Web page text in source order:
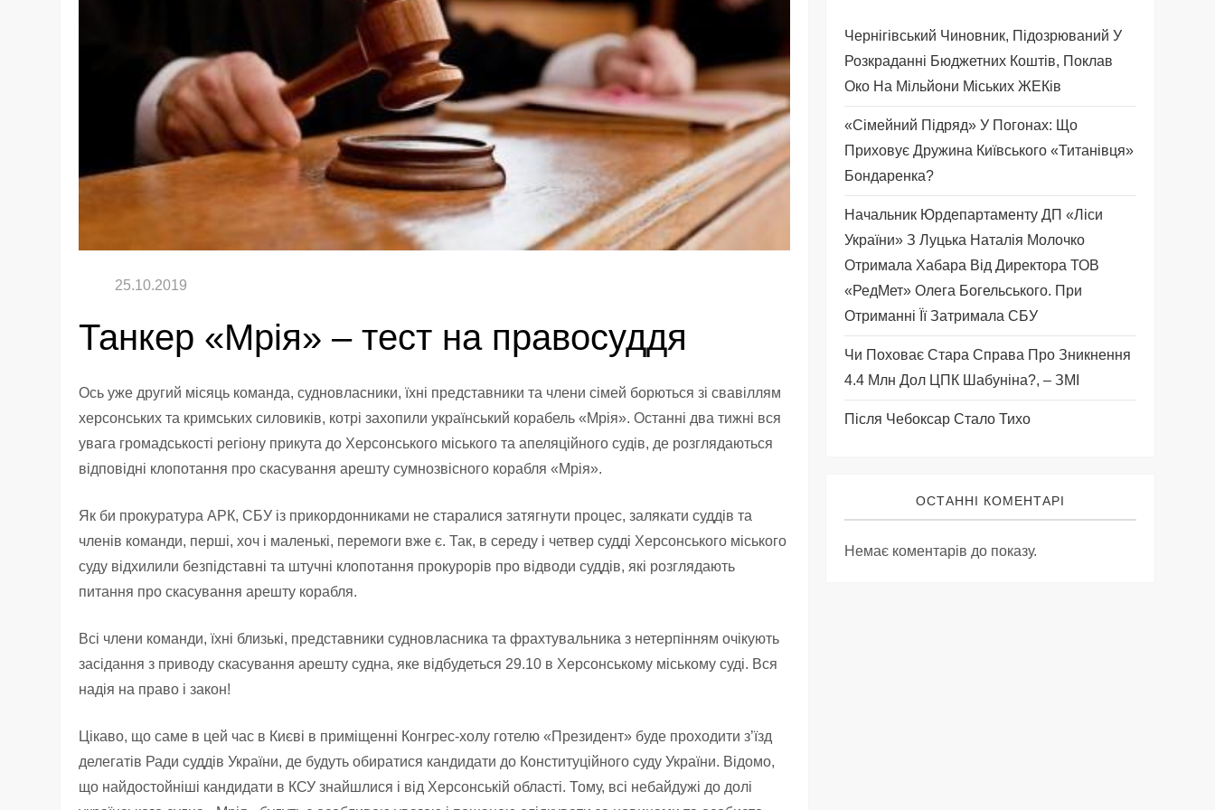
Танкер «Мрія» – тест на правосуддя
Ось уже другий місяць команда, судновласники, їхні представники та члени сімей борються зі свавіллям
херсонських та кримських силовиків, котрі захопили український корабель «Мрія». Останні два тижні вся
увага громадськості регіону прикута до Херсонського міського та апеляційного судів, де розглядаються
відповідні клопотання про скасування арешту сумнозвісного корабля «Мрія».
Як би прокуратура АРК, СБУ із прикордонниками не старалися затягнути процес, залякати суддів та
членів команди, перші, хоч і маленькі, перемоги вже є. Так, в середу і четвер судді Херсонського міського
суду відхилили безпідставні та штучні клопотання прокурорів про відводи суддів, які розглядають
питання про скасування арешту корабля.
Всі члени команди, їхні близькі, представники судновласника та фрахтувальника з нетерпінням очікують
засідання з приводу скасування арешту судна, яке відбудеться 29.10 в Херсонському міському суді. Вся
надія на право і закон!
Цікаво, що саме в цей час в Києві в приміщенні Конгрес-холу готелю «Президент» буде проходити з’їзд
делегатів Ради суддів України, де будуть обиратися кандидати до Конституційного суду України. Відомо,
що найдостойніші кандидати в КСУ знайшлися і від Херсонській області. Тому, всі небайдужі до долі
Чернігівський Чиновник, Підозрюваний У
Розкраданні Бюджетних Коштів, Поклав
Око На Мільйони Міських ЖЕКів
«Сімейний Підряд» У Погонах: Що
Приховує Дружина Київського «титанівця»
Бондаренка?
Начальник Юрдепартаменту ДП «Ліси
України» З Луцька Наталія Молочко
Отримала Хабара Від Директора ТОВ
«РедМет» Олега Богельського. При
Отриманні Її Затримала СБУ
Чи Поховає Стара Справа Про Зникнення
4.4 Млн Дол ЦПК Шабуніна?, – ЗМІ
Після Чебоксар Стало Тихо
ОСТАННІ КОМЕНТАРІ
Немає коментарів до показу.